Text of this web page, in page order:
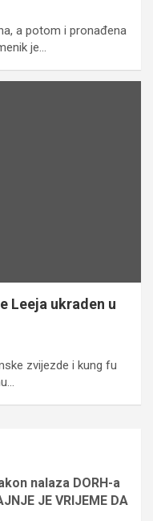
a potom i pronađena
je…
Leeja ukraden u
zvijezde i kung fu
nalaza DORH-a
JE VRIJEME DA